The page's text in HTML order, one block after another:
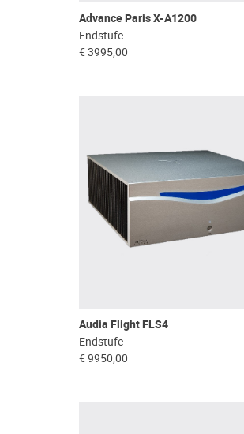
Advance Paris X-A1200
Endstufe
€ 3995,00
Audia Flight FLS4
Endstufe
€ 9950,00